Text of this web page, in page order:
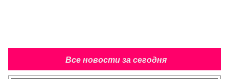
Все новости за сегодня